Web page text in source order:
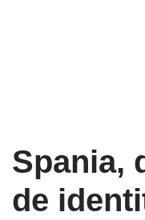
Spania,
de